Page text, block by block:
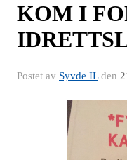
KOM I
Postet av Syvde ILden